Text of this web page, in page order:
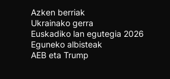
Azken berriak
Ukrainako gerra
Euskadiko lan egutegia 2026
Eguneko albisteak
AEB eta Trump